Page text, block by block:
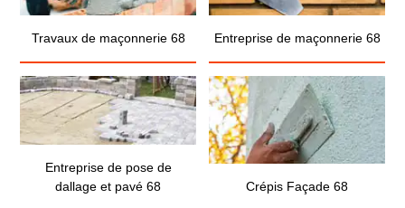
Travaux de maçonnerie 68 Entreprise de maçonnerie 68
Entreprise de pose de
dallage et pavé 68
Crépis Façade 68